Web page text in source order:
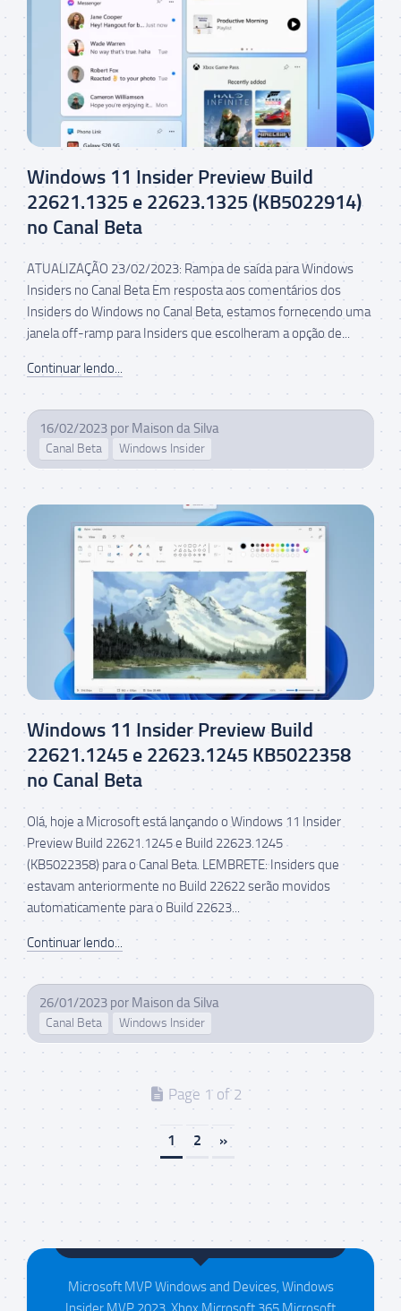
Windows 11 Insider Preview Build
22621.1325 e 22623.1325 (KB5022914)
no Canal Beta
ATUALIZAÇÃO 23/02/2023: Rampa de saída para Windows
Insiders no Canal Beta Em resposta aos comentários dos
Insiders do Windows no Canal Beta, estamos fornecendo uma
janela off-ramp para Insiders que escolheram a opção de...
Continuar lendo...
16/02/2023 por Maison da Silva
Canal Beta Windows Insider
Windows 11 Insider Preview Build
22621.1245 e 22623.1245 KB5022358
no Canal Beta
Olá, hoje a Microsoft está lançando o Windows 11 Insider
Preview Build 22621.1245 e Build 22623.1245
(KB5022358) para o Canal Beta. LEMBRETE: Insiders que
estavam anteriormente no Build 22622 serão movidos
automaticamente para o Build 22623...
Continuar lendo...
26/01/2023 por Maison da Silva
Canal Beta Windows Insider
Page 1 of 2
1 2 »
Maison da Silva
Microsoft MVP Windows and Devices, Windows